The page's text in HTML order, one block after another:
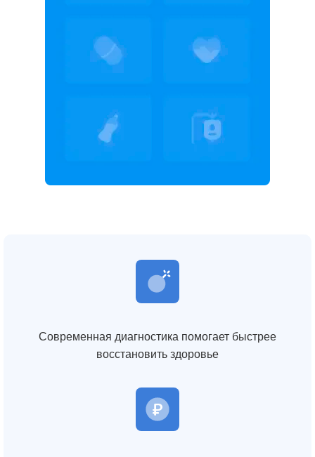
Современная диагностика помогает быстрее
восстановить здоровье